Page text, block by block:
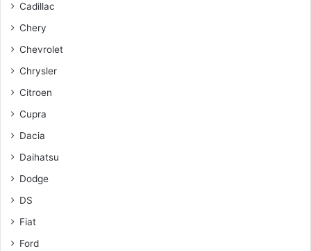
Cadillac
Chery
Chevrolet
Chrysler
Citroen
Cupra
Dacia
Daihatsu
Dodge
DS
Fiat
Ford